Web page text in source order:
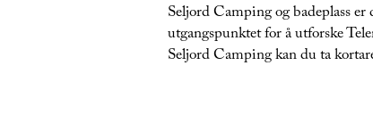
Seljord Camping og badeplass er
utgangspunktet for å utforske
Seljord Camping kan du ta